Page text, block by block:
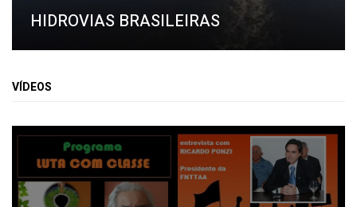
HIDROVIAS BRASILEIRAS
VÍDEOS